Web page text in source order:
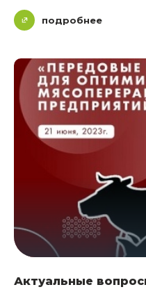
подробнее
Актуальные